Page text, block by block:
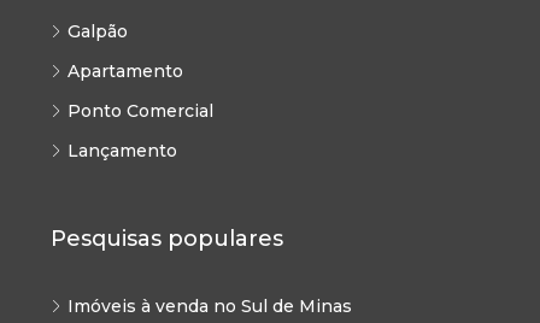
Galpão
Apartamento
Ponto Comercial
Lançamento
Pesquisas populares
Imóveis à venda no Sul de Minas